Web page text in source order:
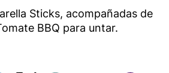
Sticks, acompañadas de
BBQ para untar.